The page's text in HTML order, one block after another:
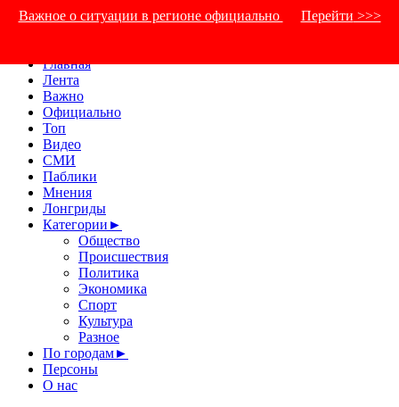
Важное о ситуации в регионе официально Перейти >>>
Главная
Лента
Важно
Официально
Топ
Видео
СМИ
Паблики
Мнения
Лонгриды
Категории ►
Общество
Происшествия
Политика
Экономика
Спорт
Культура
Разное
По городам►
Персоны
О нас